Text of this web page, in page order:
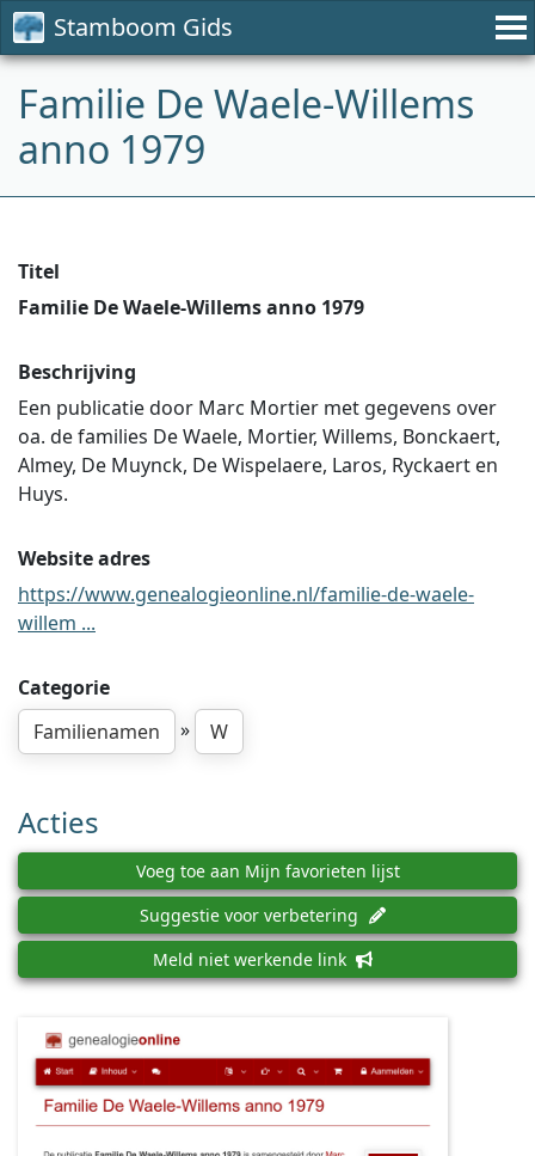
Stamboom Gids
Familie De Waele-Willems
anno 1979
Titel
Familie De Waele-Willems anno 1979
Beschrijving
Een publicatie door Marc Mortier met gegevens over
oa. de families De Waele, Mortier, Willems, Bonckaert,
Almey, De Muynck, De Wispelaere, Laros, Ryckaert en
Huys.
Website adres
https://www.genealogieonline.nl/familie-de-waele-
willem ...
Categorie
Familienamen
» W
Acties
Voeg toe aan Mijn favorieten lijst
Suggestie voor verbetering
Meld niet werkende link